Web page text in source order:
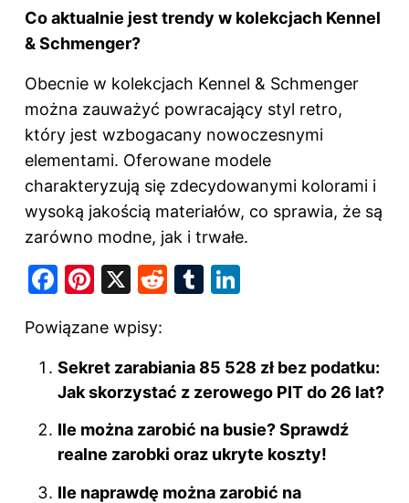
Co aktualnie jest trendy w kolekcjach Kennel
& Schmenger?
Obecnie w kolekcjach Kennel & Schmenger
można zauważyć powracający styl retro,
który jest wzbogacany nowoczesnymi
elementami. Oferowane modele
charakteryzują się zdecydowanymi kolorami i
wysoką jakością materiałów, co sprawia, że są
zarówno modne, jak i trwałe.
F
c
e
b
o
o
k
Pi
er
e
st
X
R
di
t
T
bl
r
e
dI
n
Powiązane wpisy:
Sekret zarabiania 85 528 zł bez podatku:
Jak skorzystać z zerowego PIT do 26 lat?
Ile można zarobić na busie? Sprawdź
realne zarobki oraz ukryte koszty!
Ile naprawdę można zarobić na